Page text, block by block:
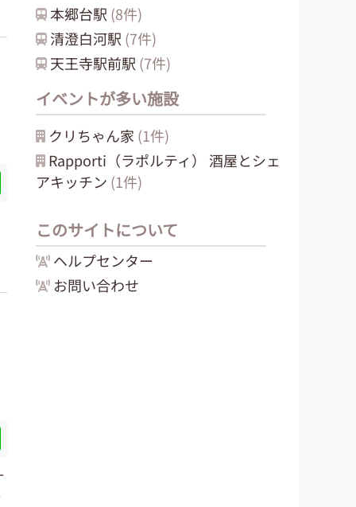
本郷台駅 (8件)
清澄白河駅 (7件)
天王寺駅前駅 (7件)
イベントが多い施設
クリちゃん家 (1件)
Rapporti（ラポルティ） 酒屋とシェ
アキッチン (1件)
このサイトについて
ヘルプセンター
お問い合わせ